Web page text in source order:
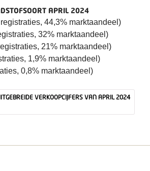
APRIL 2024
44,3% marktaandeel)
32% marktaandeel)
21% marktaandeel)
1,9% marktaandeel)
0,8% marktaandeel)
VERKOOPCIJFERS VAN APRIL 2024